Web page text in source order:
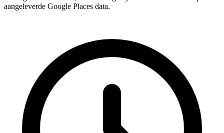
aangeleverde Google Places data.